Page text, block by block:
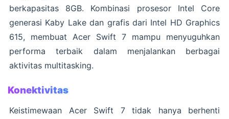
berkapasitas 8GB. Kombinasi prosesor Intel Core
generasi Kaby Lake dan grafis dari Intel HD Graphics
615, membuat Acer Swift 7 mampu menyuguhkan
performa terbaik dalam menjalankan berbagai
aktivitas multitasking.
Konektivitas
Keistimewaan Acer Swift 7 tidak hanya berhenti